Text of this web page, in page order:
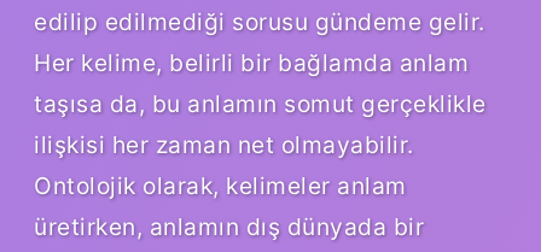
edilip edilmediği sorusu gündeme gelir.
Her kelime, belirli bir bağlamda anlam
taşısa da, bu anlamın somut gerçeklikle
ilişkisi her zaman net olmayabilir.
Ontolojik olarak, kelimeler anlam
üretirken, anlamın dış dünyada bir